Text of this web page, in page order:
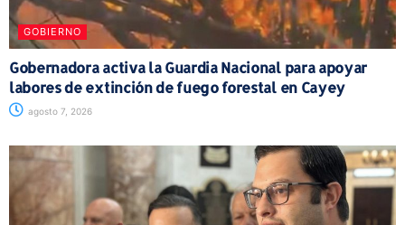
GOBIERNO
Gobernadora activa la Guardia Nacional para apoyar
labores de extinción de fuego forestal en Cayey
agosto 7, 2026